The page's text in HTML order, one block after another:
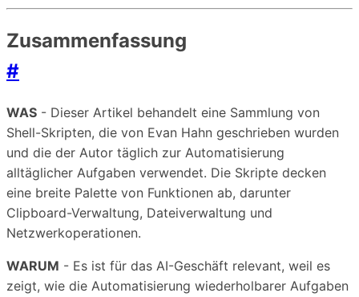
Zusammenfassung
#
WAS - Dieser Artikel behandelt eine Sammlung von
Shell-Skripten, die von Evan Hahn geschrieben wurden
und die der Autor täglich zur Automatisierung
alltäglicher Aufgaben verwendet. Die Skripte decken
eine breite Palette von Funktionen ab, darunter
Clipboard-Verwaltung, Dateiverwaltung und
Netzwerkoperationen.
WARUM - Es ist für das AI-Geschäft relevant, weil es
zeigt, wie die Automatisierung wiederholbarer Aufgaben